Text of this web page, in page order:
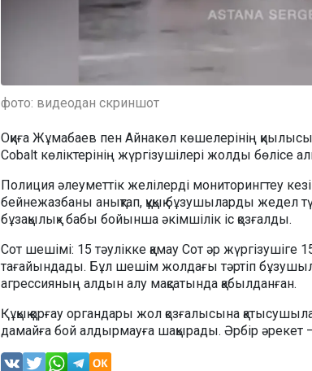
фото: видеодан скриншот
Оқиға Жұмабаев пен Айнакөл көшелерінің
Cobalt көліктерінің жүргізушілері жолды бөлісе
Полиция әлеуметтік желілерді мониторингтеу
бейнежазбаны анықтап, құқық бұзушыларды жедел
бұзақылық» бабы бойынша әкімшілік іс қозғалды.
Сот шешімі: 15 тәулікке қамау Сот әр жүргізушіге
тағайындады. Бұл шешім жолдағы тәртіп
агрессияның алдын алу мақсатында қабылданған.
Құқық қорғау органдары жол қозғалысына
дамайға бой алдырмауға шақырады. Әрбір әрекет